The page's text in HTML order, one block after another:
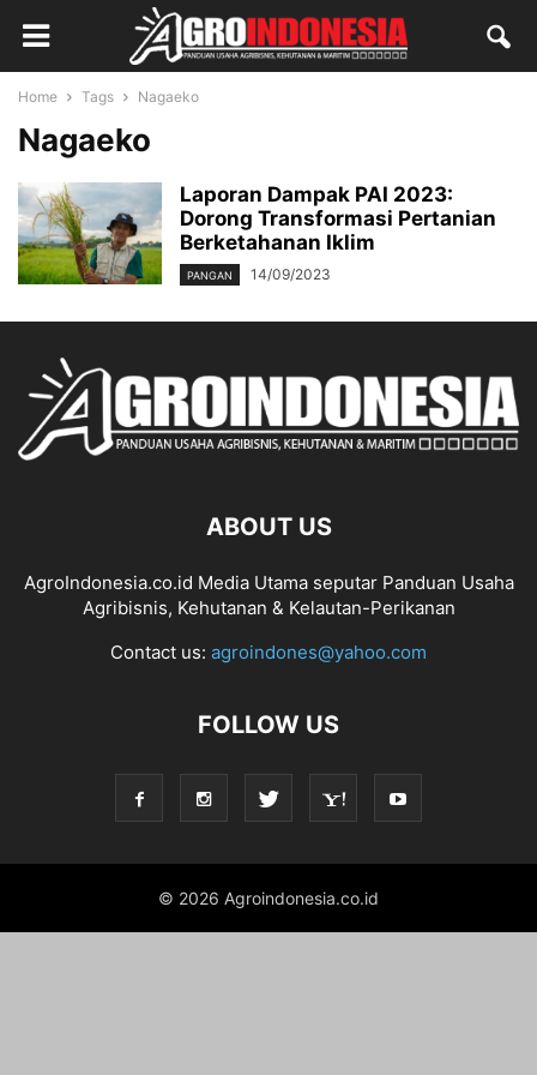
Home Tags Nagaeko
Nagaeko
Laporan Dampak PAI 2023:
Dorong Transformasi Pertanian
Berketahanan Iklim
PANGAN 14/09/2023
ABOUT US
AgroIndonesia.co.id Media Utama seputar Panduan Usaha
Agribisnis, Kehutanan & Kelautan-Perikanan
Contact us: agroindones@yahoo.com
FOLLOW US
© 2026 Agroindonesia.co.id